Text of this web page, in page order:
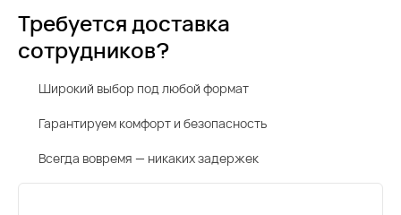
Требуется доставка
сотрудников?
Широкий выбор под любой формат
Гарантируем комфорт и безопасность
Всегда вовремя — никаких задержек